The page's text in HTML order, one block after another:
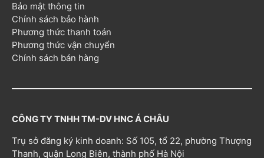
Bảo mật thông tin
Chính sách bảo hành
Phương thức thanh toán
Phương thức vận chuyển
Chính sách bán hàng
CÔNG TY TNHH TM-DV HNC Á CHÂU
Trụ sở đăng ký kinh doanh: Số 105, tổ 22, phường Thượng
Thanh, quận Long Biên, thành phố Hà Nội